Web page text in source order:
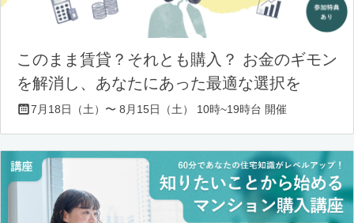
このまま賃貸？それとも購入？ お金のギモン
を解消し、あなたにあった最適な選択を
7月18日（土）〜 8月15日（土） 10時~19時台 開催